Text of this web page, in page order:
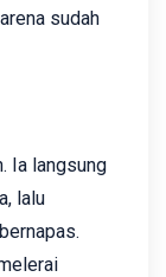
sudah
Ia langsung
lalu